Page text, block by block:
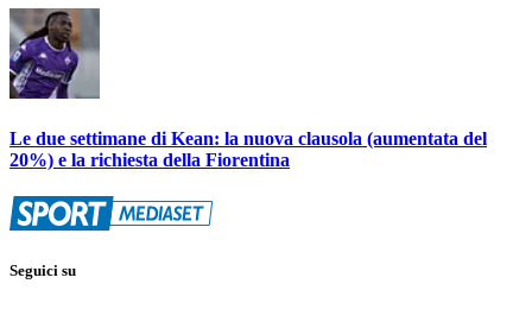
Le due settimane di Kean: la nuova clausola (aumentata del
20%) e la richiesta della Fiorentina
Seguici su